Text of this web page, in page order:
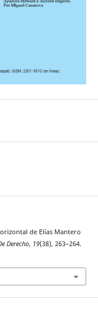
de Elías Mantero
Derecho, 19(38), 263–264.